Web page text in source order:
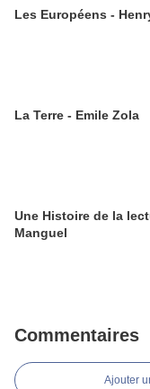
Les Européens -
La Terre - Emile Zola
Une Histoire de la
Manguel
Commentaires
Ajouter